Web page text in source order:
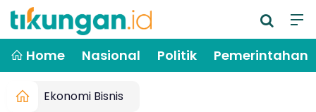
Home Nasional Politik Pemerintahan
Ekonomi Bisnis